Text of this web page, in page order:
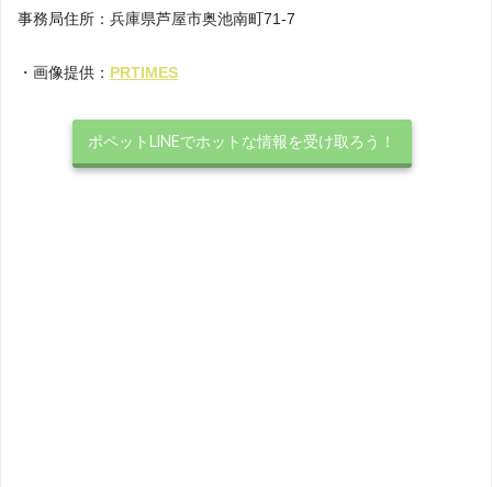
事務局住所：兵庫県芦屋市奥池南町71-7
・画像提供： PRTIMES
ポペットLINEでホットな情報を受け取ろう！